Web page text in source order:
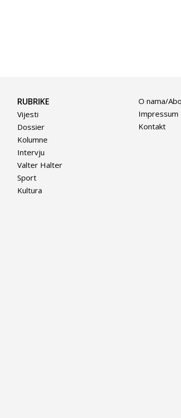
RUBRIKE
Vijesti
Dossier
Kolumne
Intervju
Valter Halter
Sport
Kultura
O nama/
Impressum
Kontakt